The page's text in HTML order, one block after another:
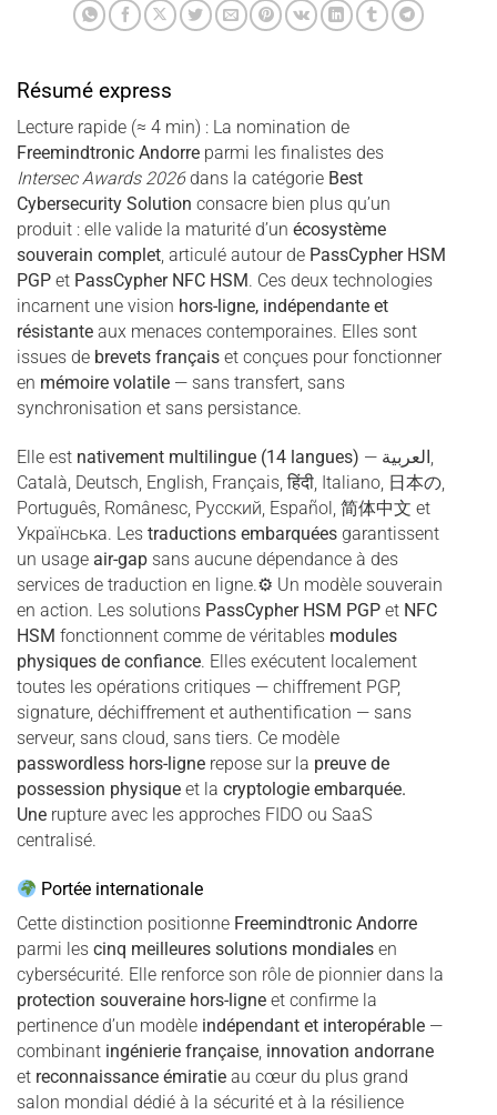
Résumé express
Lecture rapide (≈ 4 min) : La nomination de
Freemindtronic Andorre parmi les finalistes des
Intersec Awards 2026dans la catégorie Best
Cybersecurity Solution consacre bien plus qu’un
produit : elle valide la maturité d’un écosystème
souverain complet, articulé autour de PassCypher HSM
PGP et PassCypher NFC HSM. Ces deux technologies
incarnent une vision hors-ligne, indépendante et
résistante aux menaces contemporaines. Elles sont
issues de brevets français et conçues pour fonctionner
en mémoire volatile — sans transfert, sans
synchronisation et sans persistance.
Elle est nativement multilingue (14 langues) — العربية ,
Català, Deutsch, English, Français, हिंदी, Italiano, 日本の,
Português, Românesc, Русский, Español, 简体中文 et
Українська. Les traductions embarquées garantissent
un usage air-gap sans aucune dépendance à des
services de traduction en ligne.⚙ Un modèle souverain
en action. Les solutions PassCypher HSM PGP et NFC
HSM fonctionnent comme de véritables modules
physiques de confiance. Elles exécutent localement
toutes les opérations critiques — chiffrement PGP,
signature, déchiffrement et authentification — sans
serveur, sans cloud, sans tiers. Ce modèle
passwordless hors-ligne repose sur la preuve de
possession physique et la cryptologie embarquée.
Une rupture avec les approches FIDO ou SaaS
centralisé.
Portée internationale
Cette distinction positionne Freemindtronic Andorre
parmi les cinq meilleures solutions mondiales en
cybersécurité. Elle renforce son rôle de pionnier dans la
protection souveraine hors-ligne et confirme la
pertinence d’un modèle indépendant et interopérable —
combinant ingénierie française, innovation andorrane
et reconnaissance émiratie au cœur du plus grand
salon mondial dédié à la sécurité et à la résilience